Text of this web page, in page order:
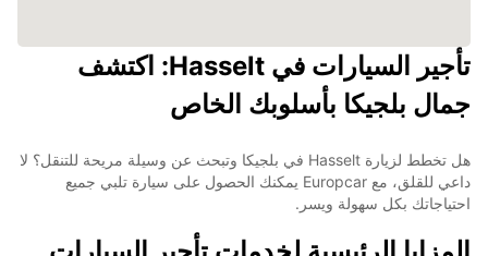
تأجير السيارات في Hasselt: اكتشف
جمال بلجيكا بأسلوبك الخاص
هل تخطط لزيارة Hasselt في بلجيكا وتبحث عن وسيلة مريحة للتنقل؟ لا
داعي للقلق، مع Europcar يمكنك الحصول على سيارة تلبي جميع
احتياجاتك بكل سهولة ويسر.